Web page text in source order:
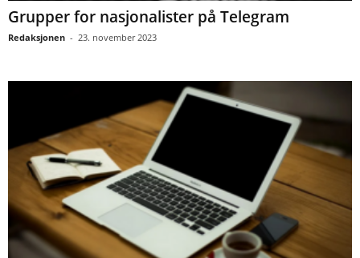
Grupper for nasjonalister på Telegram
Redaksjonen - 23. november 2023